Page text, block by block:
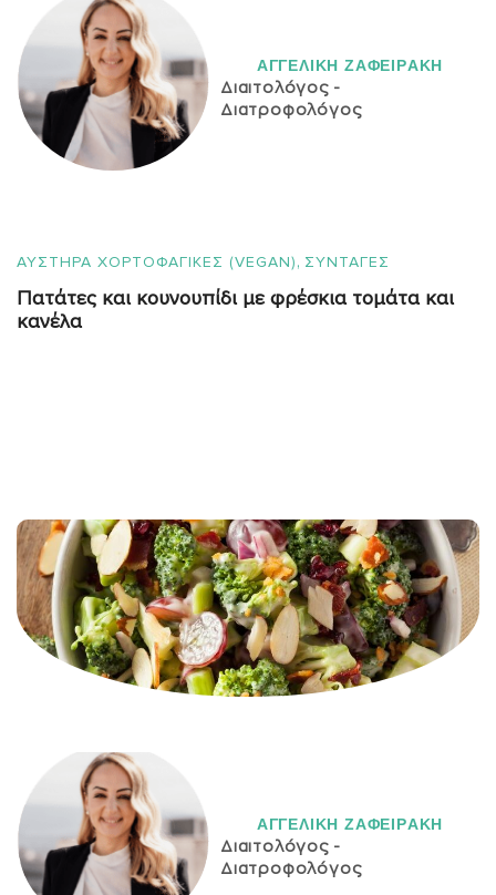
ΑΓΓΕΛΙΚH ΖΑΦΕΙΡAΚΗ
Διαιτολόγος -
Διατροφολόγος
ΑΥΣΤΗΡΑ ΧΟΡΤΟΦΑΓΙΚΕΣ (VEGAN), ΣΥΝΤΑΓΈΣ
Πατάτες και κουνουπίδι με φρέσκια τομάτα και
κανέλα
ΑΓΓΕΛΙΚH ΖΑΦΕΙΡAΚΗ
Διαιτολόγος -
Διατροφολόγος